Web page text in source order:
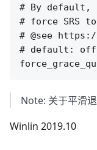
# By default,
# force SRS
# @see
# default: off
Note: 关于平滑
Winlin 2019.10